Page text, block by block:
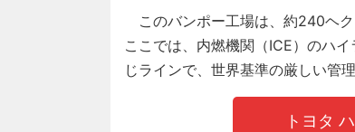
このバンポー工場は、約240ヘク
ここでは、内燃機関（ICE）のハ
じラインで、世界基準の厳しい管
トヨタ